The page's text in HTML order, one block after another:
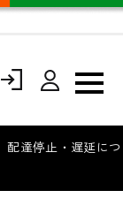
グイン
達停止・遅延につ